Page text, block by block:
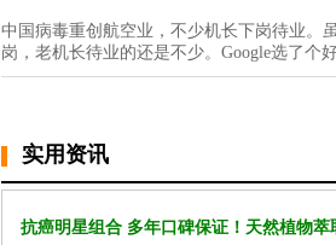
中国病毒重创航空业，不少机长下岗待业。
岗，老机长待业的还是不少。Google选了个
实用资讯
抗癌明星组合 多年口碑保证！天然植物